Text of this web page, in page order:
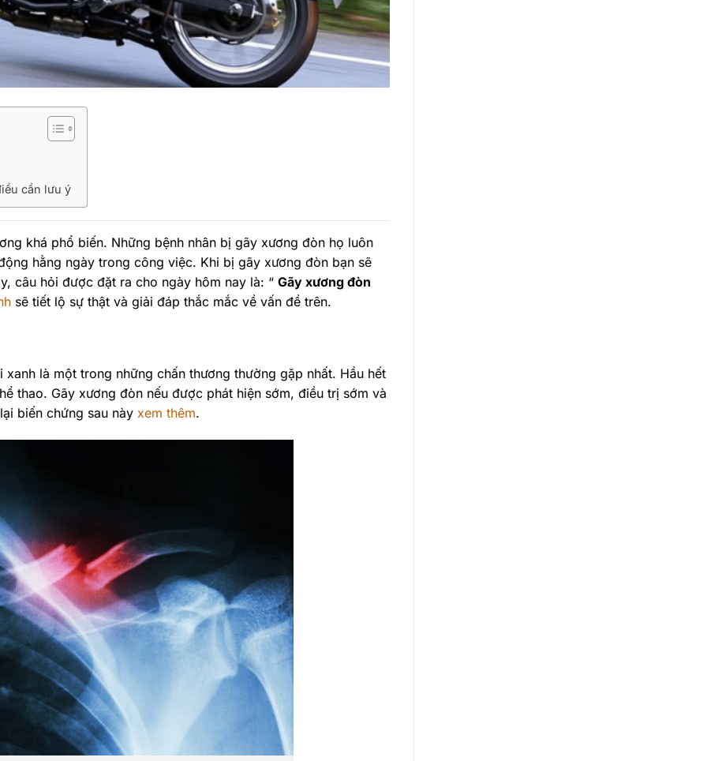
cần lưu ý
khá phổ biến. Những bệnh nhân bị gãy xương đòn họ luôn
hằng ngày trong công việc. Khi bị gãy xương đòn bạn sẽ
câu hỏi được đặt ra cho ngày hôm nay là: “ Gãy xương đòn
sẽ tiết lộ sự thật và giải đáp thắc mắc về vấn đề trên.
là một trong những chấn thương thường gặp nhất. Hầu hết
thao. Gãy xương đòn nếu được phát hiện sớm, điều trị sớm và
biến chứng sau này xem thêm.